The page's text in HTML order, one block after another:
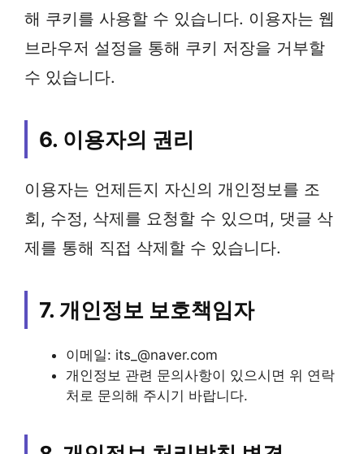
해 쿠키를 사용할 수 있습니다. 이용자는 웹
브라우저 설정을 통해 쿠키 저장을 거부할
수 있습니다.
6. 이용자의 권리
이용자는 언제든지 자신의 개인정보를 조
회, 수정, 삭제를 요청할 수 있으며, 댓글 삭
제를 통해 직접 삭제할 수 있습니다.
7. 개인정보 보호책임자
이메일: its_@naver.com
개인정보 관련 문의사항이 있으시면 위 연락
처로 문의해 주시기 바랍니다.